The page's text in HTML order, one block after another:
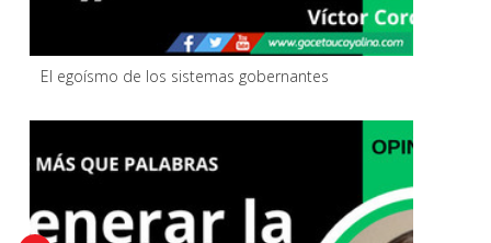
El egoísmo de los sistemas gobernantes